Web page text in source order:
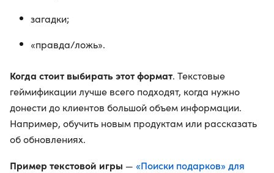
загадки;
«правда/ложь».
Когда стоит выбирать этот формат. Текстовые
геймификации лучше всего подходят, когда нужно
донести до клиентов большой объем информации.
Например, обучить новым продуктам или рассказать
об обновлениях.
Пример текстовой игры — «Поиски подарков» для